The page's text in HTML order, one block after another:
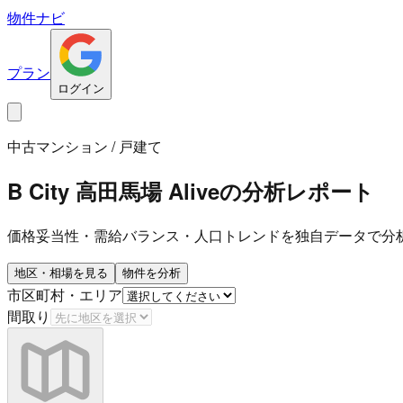
物件ナビ
プラン
ログイン
中古マンション / 戸建て
B City 高田馬場 Aliveの分析レポート
価格妥当性・需給バランス・人口トレンドを独自データで分
地区・相場を見る 物件を分析
市区町村・エリア
間取り